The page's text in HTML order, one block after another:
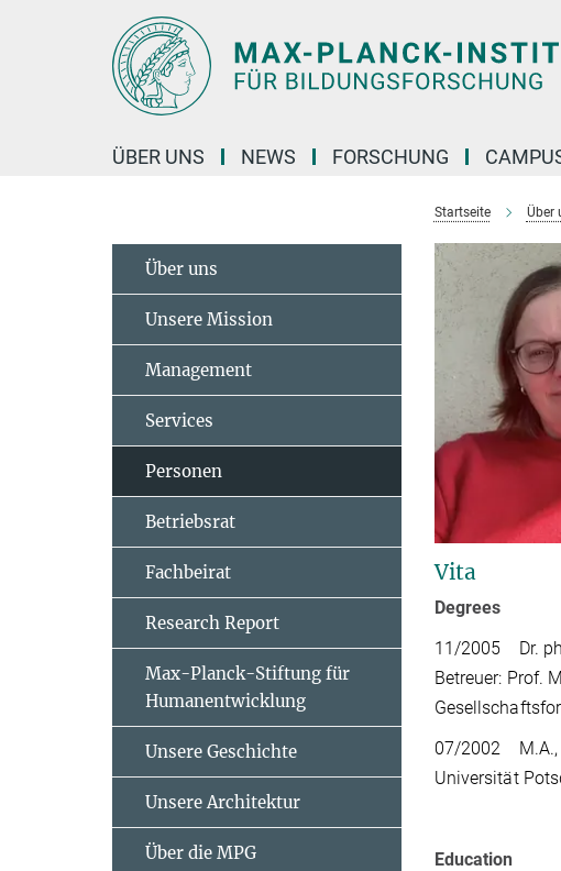
ÜBER UNS NEWS FORSCHUNG
Startseite Über
Vita
Degrees
11/2005 Dr.
Betreuer: Prof.
07/2002 M.A.,
Universität
Education
Über uns
Unsere Mission
Management
Services
Personen
Betriebsrat
Fachbeirat
Research Report
Max-Planck-Stiftung für
Humanentwicklung
Unsere Geschichte
Unsere Architektur
Über die MPG